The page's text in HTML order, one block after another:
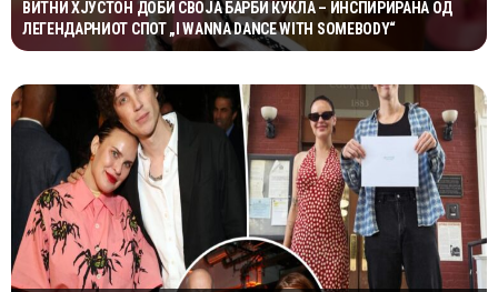
ВИТНИ ХЈУСТОН ДОБИ СВОЈА БАРБИ КУКЛА – ИНСПИРИРАНА ОД
ЛЕГЕНДАРНИОТ СПОТ „I WANNA DANCE WITH SOMEBODY“